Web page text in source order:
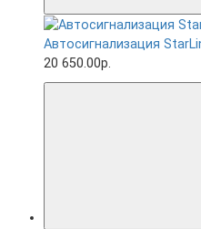
Автосигнализация
20 650.00р.